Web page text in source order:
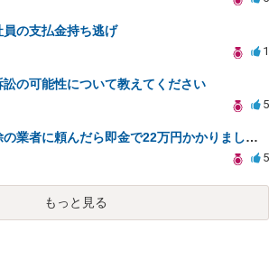
の支払金持ち逃げ
1
訟の可能性について教えてください
5
ゴキブリ駆除の業者に頼んだら即金で22万円かかりました。これは詐欺とかではないでしょうか？
5
もっと見る